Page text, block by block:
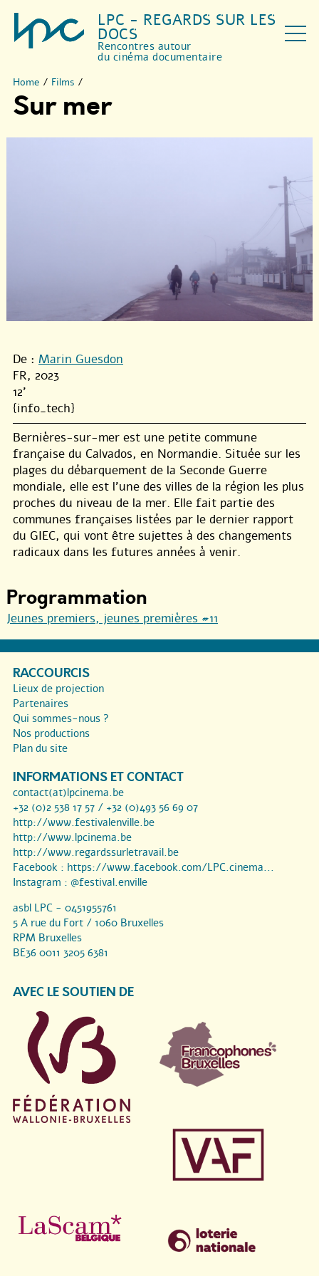
LPC - REGARDS SUR LES
DOCS
Rencontres autour
du cinéma documentaire
Home / Films /
Sur mer
De : Marin Guesdon
FR, 2023
12'
{info_tech}
Bernières-sur-mer est une petite commune
française du Calvados, en Normandie. Située sur les
plages du débarquement de la Seconde Guerre
mondiale, elle est l’une des villes de la région les plus
proches du niveau de la mer. Elle fait partie des
communes françaises listées par le dernier rapport
du GIEC, qui vont être sujettes à des changements
radicaux dans les futures années à venir.
Programmation
Jeunes premiers, jeunes premières #11
RACCOURCIS
Lieux de projection
Partenaires
Qui sommes-nous ?
Nos productions
Plan du site
INFORMATIONS ET CONTACT
contact(at)lpcinema.be
+32 (0)2 538 17 57 / +32 (0)493 56 69 07
http://www.festivalenville.be
http://www.lpcinema.be
http://www.regardssurletravail.be
Facebook : https://www.facebook.com/LPC.cinema...
Instagram : @festival.enville
asbl LPC - 0451955761
5 A rue du Fort / 1060 Bruxelles
RPM Bruxelles
BE36 0011 3205 6381
AVEC LE SOUTIEN DE